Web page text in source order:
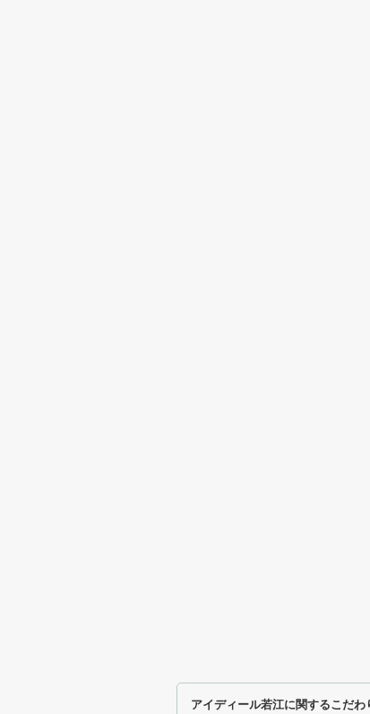
アイディール若江に関するこだわ